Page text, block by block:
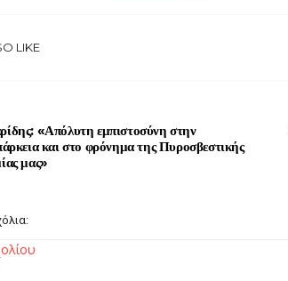
LIKE
«Απόλυτη εμπιστοσύνη στην
και στο φρόνημα της Πυροσβεστικής
μας»